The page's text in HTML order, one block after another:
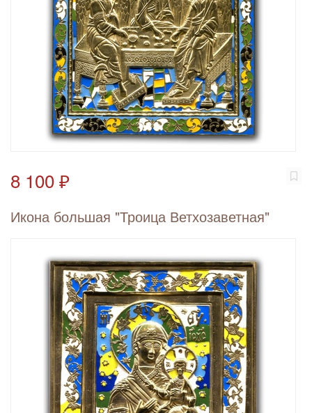
8 100 ₽
Икона большая "Троица Ветхозаветная"